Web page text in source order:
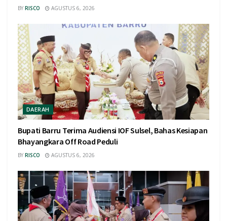
BY RISCO AGUSTUS 6, 2026
DAERAH
Bupati Barru Terima Audiensi IOF Sulsel, Bahas Kesiapan
Bhayangkara Off Road Peduli
BY RISCO AGUSTUS 6, 2026